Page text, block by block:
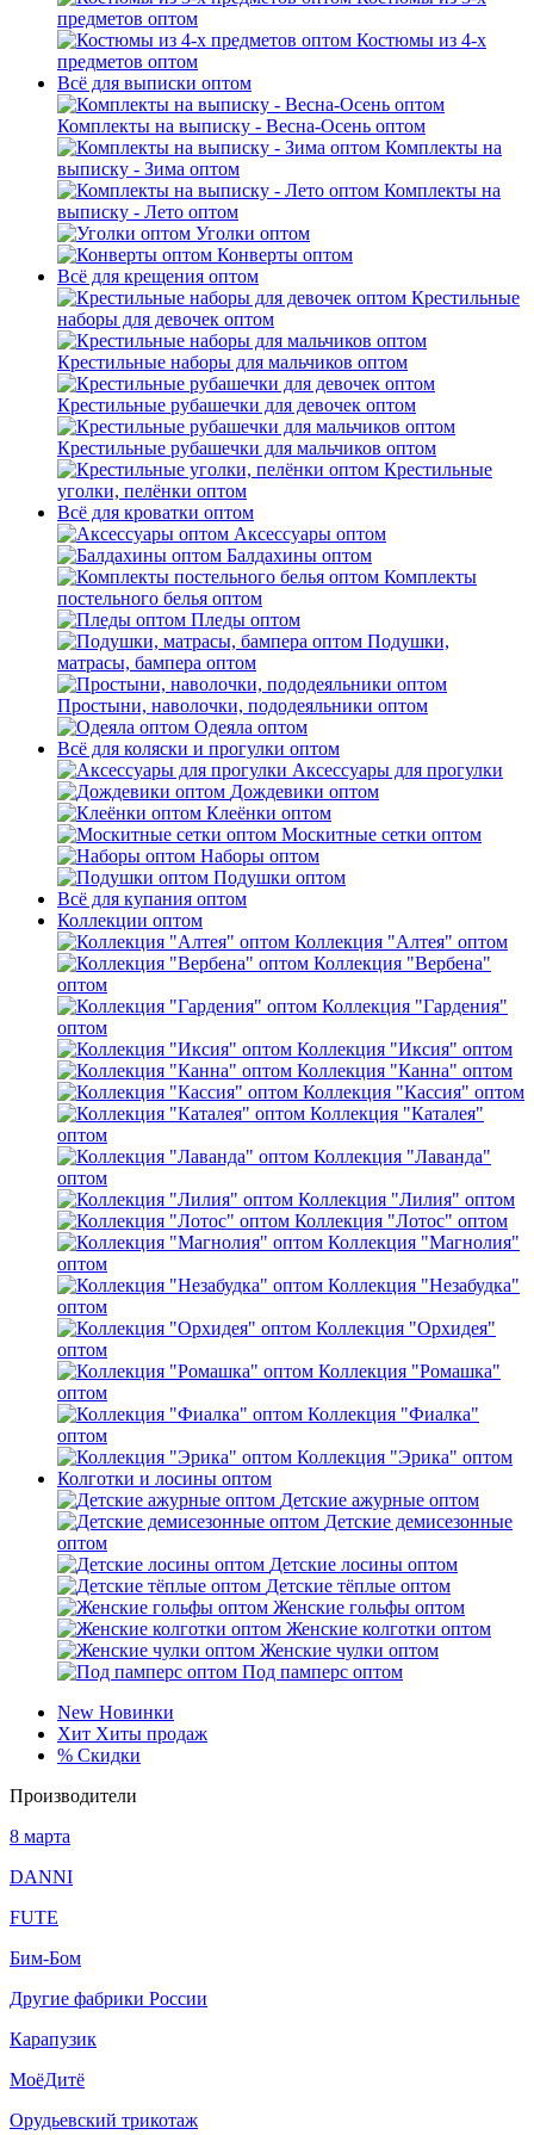
предметов оптом
Костюмы из 4-х
предметов оптом
Всё для выписки оптом
Комплекты на выписку - Весна-Осень оптом
Комплекты на
выписку - Зима оптом
Комплекты на
выписку - Лето оптом
Уголки оптом
Конверты оптом
Всё для крещения оптом
Крестильные
наборы для девочек оптом
Крестильные наборы для мальчиков оптом
Крестильные рубашечки для девочек оптом
Крестильные рубашечки для мальчиков оптом
Крестильные
уголки, пелёнки оптом
Всё для кроватки оптом
Аксессуары оптом
Балдахины оптом
Комплекты
постельного белья оптом
Пледы оптом
Подушки,
матрасы, бампера оптом
Простыни, наволочки, пододеяльники оптом
Одеяла оптом
Всё для коляски и прогулки оптом
Аксессуары для прогулки
Дождевики оптом
Клеёнки оптом
Москитные сетки оптом
Наборы оптом
Подушки оптом
Всё для купания оптом
Коллекции оптом
Коллекция "Алтея" оптом
Коллекция "Вербена"
оптом
Коллекция "Гардения"
оптом
Коллекция "Иксия" оптом
Коллекция "Канна" оптом
Коллекция "Кассия" оптом
Коллекция "Каталея"
оптом
Коллекция "Лаванда"
оптом
Коллекция "Лилия" оптом
Коллекция "Лотос" оптом
Коллекция "Магнолия"
оптом
Коллекция "Незабудка"
оптом
Коллекция "Орхидея"
оптом
Коллекция "Ромашка"
оптом
Коллекция "Фиалка"
оптом
Коллекция "Эрика" оптом
Колготки и лосины оптом
Детские ажурные оптом
Детские демисезонные
оптом
Детские лосины оптом
Детские тёплые оптом
Женские гольфы оптом
Женские колготки оптом
Женские чулки оптом
Под памперс оптом
New Новинки
Хит Хиты продаж
% Скидки
Производители
8 марта
DANNI
FUTE
Бим-Бом
Другие фабрики России
Карапузик
МоёДитё
Орудьевский трикотаж